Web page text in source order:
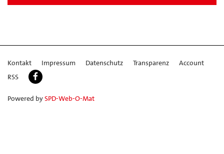
Kontakt Impressum Datenschutz Transparenz
Account
RSS
Powered bySPD-Web-O-Mat